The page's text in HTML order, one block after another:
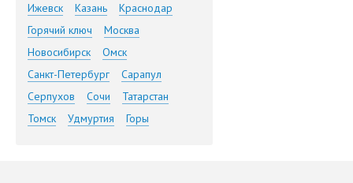
Ижевск
Казань
Краснодар
Горячий ключ
Москва
Новосибирск
Омск
Санкт-Петербург
Сарапул
Серпухов
Сочи
Татарстан
Томск
Удмуртия Горы